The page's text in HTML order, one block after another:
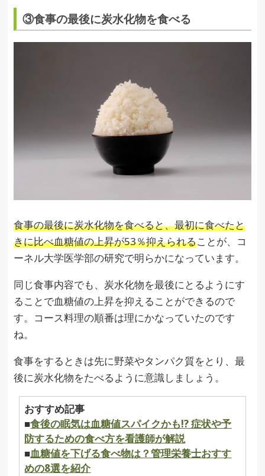
③食事の最後に炭水化物を食べる
食事の最後に炭水化物を食べると、最初に食べたと
きに比べ血糖値の上昇が53％抑えられることが、コ
ーネル大学医学部の研究で明らかになっています。
同じ食事内容でも、炭水化物を最後にとるようにす
ることで血糖値の上昇を抑えることができるので
す。コース料理の順番は理にかなっていたのです
ね。
食事をするときは先に野菜やタンパク質をとり、最
後に炭水化物をたべるように意識しましょう。
おすすめ記事
■食後の眠気は血糖値スパイクかも!? 症状や予
防するための食べ方を看護師が解説
■血糖値を下げる食べ物は？管理栄養士おすす
めの8選を紹介